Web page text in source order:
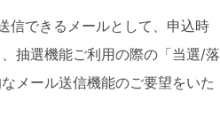
信できるメールとして、申込時
抽選機能ご利用の際の「当選/落
メール送信機能のご要望をいた